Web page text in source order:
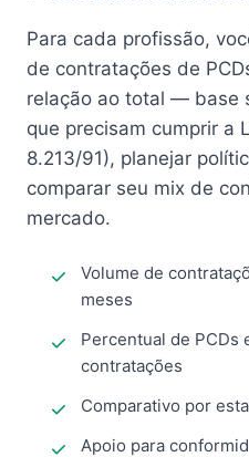
Para cada profissão,
de contratações de
relação ao total — base
que precisam cumprir a
8.213/91), planejar
comparar seu mix de
mercado.
Volume de
meses
Percentual de PCDs
contratações
Comparativo por
Apoio para